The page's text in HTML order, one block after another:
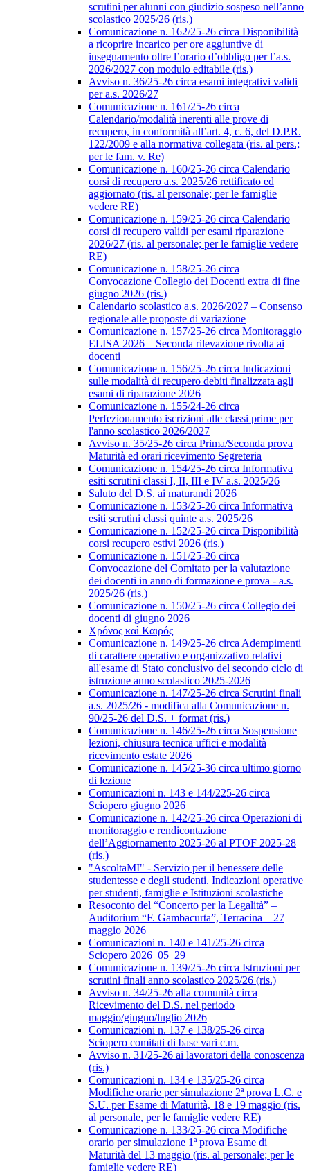
scrutini per alunni con giudizio sospeso nell’anno
scolastico 2025/26 (ris.)
Comunicazione n. 162/25-26 circa Disponibilità
a ricoprire incarico per ore aggiuntive di
insegnamento oltre l’orario d’obbligo per l’a.s.
2026/2027 con modulo editabile (ris.)
Avviso n. 36/25-26 circa esami integrativi validi
per a.s. 2026/27
Comunicazione n. 161/25-26 circa
Calendario/modalità inerenti alle prove di
recupero, in conformità all’art. 4, c. 6, del D.P.R.
122/2009 e alla normativa collegata (ris. al pers.;
per le fam. v. Re)
Comunicazione n. 160/25-26 circa Calendario
corsi di recupero a.s. 2025/26 rettificato ed
aggiornato (ris. al personale; per le famiglie
vedere RE)
Comunicazione n. 159/25-26 circa Calendario
corsi di recupero validi per esami riparazione
2026/27 (ris. al personale; per le famiglie vedere
RE)
Comunicazione n. 158/25-26 circa
Convocazione Collegio dei Docenti extra di fine
giugno 2026 (ris.)
Calendario scolastico a.s. 2026/2027 – Consenso
regionale alle proposte di variazione
Comunicazione n. 157/25-26 circa Monitoraggio
ELISA 2026 – Seconda rilevazione rivolta ai
docenti
Comunicazione n. 156/25-26 circa Indicazioni
sulle modalità di recupero debiti finalizzata agli
esami di riparazione 2026
Comunicazione n. 155/24-26 circa
Perfezionamento iscrizioni alle classi prime per
l'anno scolastico 2026/2027
Avviso n. 35/25-26 circa Prima/Seconda prova
Maturità ed orari ricevimento Segreteria
Comunicazione n. 154/25-26 circa Informativa
esiti scrutini classi I, II, III e IV a.s. 2025/26
Saluto del D.S. ai maturandi 2026
Comunicazione n. 153/25-26 circa Informativa
esiti scrutini classi quinte a.s. 2025/26
Comunicazione n. 152/25-26 circa Disponibilità
corsi recupero estivi 2026 (ris.)
Comunicazione n. 151/25-26 circa
Convocazione del Comitato per la valutazione
dei docenti in anno di formazione e prova - a.s.
2025/26 (ris.)
Comunicazione n. 150/25-26 circa Collegio dei
docenti di giugno 2026
Χρόνος καὶ Καιρός
Comunicazione n. 149/25-26 circa Adempimenti
di carattere operativo e organizzativo relativi
all'esame di Stato conclusivo del secondo ciclo di
istruzione anno scolastico 2025-2026
Comunicazione n. 147/25-26 circa Scrutini finali
a.s. 2025/26 - modifica alla Comunicazione n.
90/25-26 del D.S. + format (ris.)
Comunicazione n. 146/25-26 circa Sospensione
lezioni, chiusura tecnica uffici e modalità
ricevimento estate 2026
Comunicazione n. 145/25-36 circa ultimo giorno
di lezione
Comunicazioni n. 143 e 144/225-26 circa
Sciopero giugno 2026
Comunicazione n. 142/25-26 circa Operazioni di
monitoraggio e rendicontazione
dell’Aggiornamento 2025-26 al PTOF 2025-28
(ris.)
"AscoltaMI" - Servizio per il benessere delle
studentesse e degli studenti. Indicazioni operative
per studenti, famiglie e Istituzioni scolastiche
Resoconto del “Concerto per la Legalità” –
Auditorium “F. Gambacurta”, Terracina – 27
maggio 2026
Comunicazioni n. 140 e 141/25-26 circa
Sciopero 2026_05_29
Comunicazione n. 139/25-26 circa Istruzioni per
scrutini finali anno scolastico 2025/26 (ris.)
Avviso n. 34/25-26 alla comunità circa
Ricevimento del D.S. nel periodo
maggio/giugno/luglio 2026
Comunicazioni n. 137 e 138/25-26 circa
Sciopero comitati di base vari c.m.
Avviso n. 31/25-26 ai lavoratori della conoscenza
(ris.)
Comunicazioni n. 134 e 135/25-26 circa
Modifiche orarie per simulazione 2ª prova L.C. e
S.U. per Esame di Maturità, 18 e 19 maggio (ris.
al personale, per le famiglie vedere RE)
Comunicazione n. 133/25-26 circa Modifiche
orario per simulazione 1ª prova Esame di
Maturità del 13 maggio (ris. al personale; per le
famiglie vedere RE)